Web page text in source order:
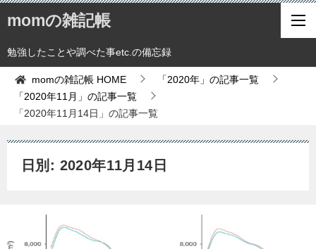
momの雑記帳
勉強したことや調べた事etc.の備忘録
momの雑記帳 HOME
「2020年」の記事一覧
「2020年11月」の記事一覧
「2020年11月14日」の記事一覧
日別: 2020年11月14日